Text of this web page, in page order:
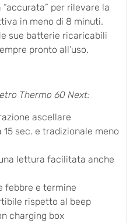
per rilevare la
in meno di 8 minuti.
sue batterie ricaricabili
pronto all’uso.
Thermo 60 Next:
ascellare
sec. e tradizionale meno
lettura facilitata anche
febbre e termine
rispetto al beep
charging box